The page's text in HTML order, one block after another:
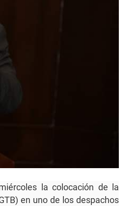
la colocación de la
en uno de los despachos